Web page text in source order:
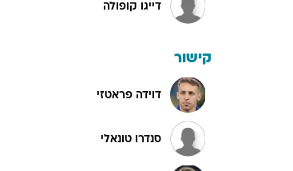
דייגו קופולה
קישור
דוידה פראטזי
סנדרו טונאלי